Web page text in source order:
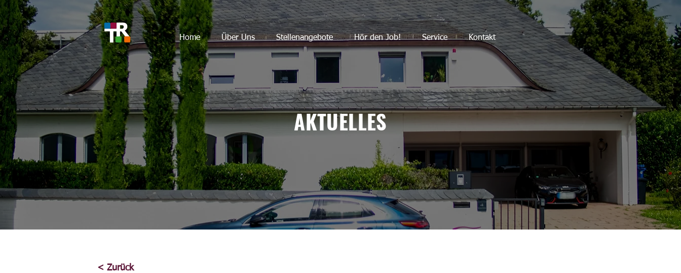
Home Über Uns Stellenangebote Hör den Job! Service Kontakt
AKTUELLES
< Zurück